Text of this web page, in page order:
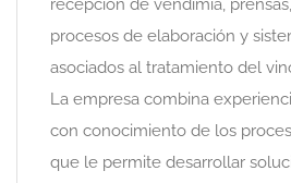
recepción de vendimia,
procesos de elaboración y
asociados al tratamiento del
La empresa combina
con conocimiento de los
que le permite desarrollar